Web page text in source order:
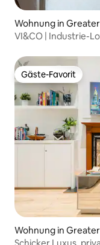
Wohnung in
VI&CO | Industrie-
Gäste-Favorit
Gäste-Favorit
Wohnung in